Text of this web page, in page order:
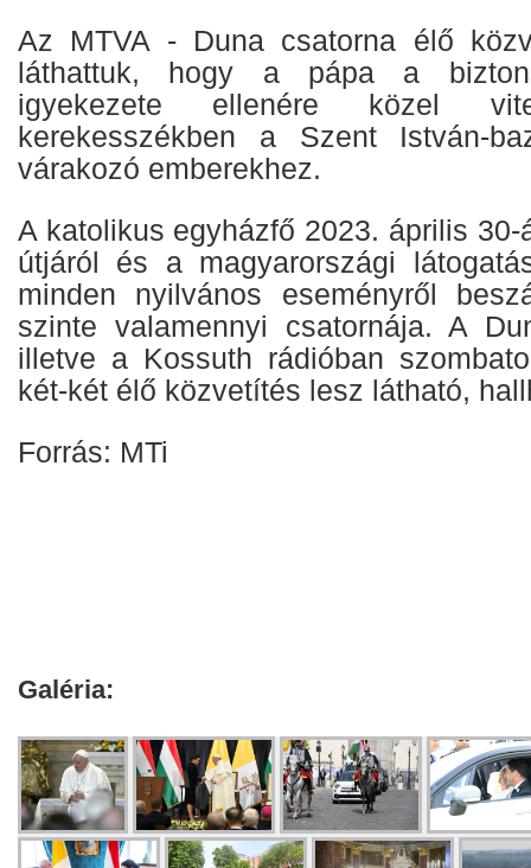
Az MTVA - Duna csatorna élő
láthattuk, hogy a pápa a
igyekezete ellenére közel
kerekesszékben a Szent István-
várakozó emberekhez.
A katolikus egyházfő 2023. április
útjáról és a magyarországi
minden nyilvános eseményről
szinte valamennyi csatornája. A
illetve a Kossuth rádióban
két-két élő közvetítés lesz látható,
Forrás: MTi
Galéria: